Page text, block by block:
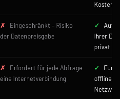
Kosten
✗
Eingeschränkt – Risiko
der Datenpreisgabe
✓
Auf
Ihrer
privat
✗
Erfordert für jede Abfrage
eine Internetverbindung
✓
offline in